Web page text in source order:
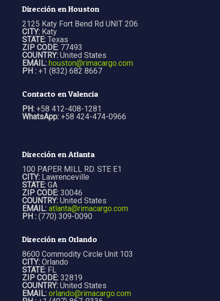
Dirección en Houston
2125 Katy Fort Bend Rd UNIT 206
CITY: Katy
STATE: Texas
ZIP CODE: 77493
COUNTRY: United States
EMAIL: houston@rimacargo.com
PH : +1 (832) 682 8667
Contacto en Valencia
PH: +58 412-408-1281
WhatsApp: +58 424-474-0966
Dirección en Atlanta
100 PAPER MILL RD. STE E1
CITY: Lawrenceville
STATE: GA
ZIP CODE: 30046
COUNTRY: United States
EMAIL: atlanta@rimacargo.com
PH : (770) 309-0090
Dirección en Orlando
8600 Commodity Circle Unit 103
CITY: Orlando
STATE: FL
ZIP CODE: 32819
COUNTRY: United States
EMAIL: orlando@rimacargo.com